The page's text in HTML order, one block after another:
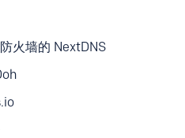
火墙的 NextDNS